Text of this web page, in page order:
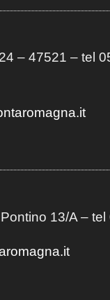
– 47521 – tel
13/A– tel